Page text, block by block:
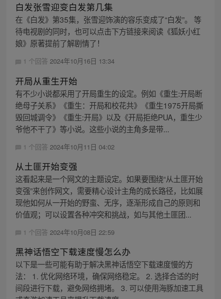
白发张雪迎变白发第几集
在《白发》第35集，张雪迎饰演的容乐变成了“白发”。 等
待电视剧的同时，也可以点击下方链接来阅读《狐妖小红
娘》原著提前了解剧情了！
1 个回答 2024年10月16日 13:34
开局从重生开始
有不少小说都采用了开局重生的设定。例如《重生:开局断
绝母子关系》《重生：开局和校花共》《重生1975开局撕
毁回城调令》《重生:开局》以及《开局拒绝PUA，重生少
爷他不干了》等小说。这些小说的主角多是带...
1 个回答 2024年10月11日 04:02
从土匪开始变强
这看起来是一个网文的主题设定。如果要围绕“从土匪开始
变强”来创作网文，需要精心设计主角的成长路径，比如展
现他如何从一开始的野蛮、无序，逐渐形成自己的原则和
价值观；可以设置各种冲突和挑战，如与其他土匪团...
1 个回答 2024年10月08日 22:59
黑神话悟空下载速度慢怎么办
以下是一些可能有助于解决黑神话悟空下载速度慢的方
法： 1. 优化网络环境，确保网络稳定。 2. 选择合适的时
间段进行下载，避免网络拥堵。 3. 可以使用海豚加速工具